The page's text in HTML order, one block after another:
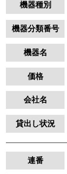
機器種別
機器分類番号
機器名
価格
会社名
貸出し状況
連番